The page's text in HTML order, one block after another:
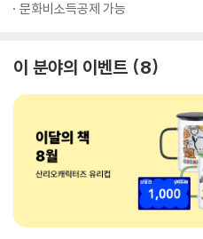
문화비소득공제 가능
이 분야의 이벤트 8